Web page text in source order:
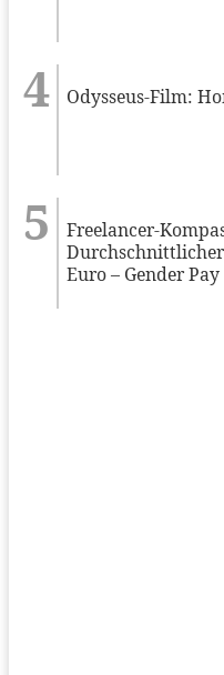
Odysseus-Film:
Freelancer-
Euro – Gender